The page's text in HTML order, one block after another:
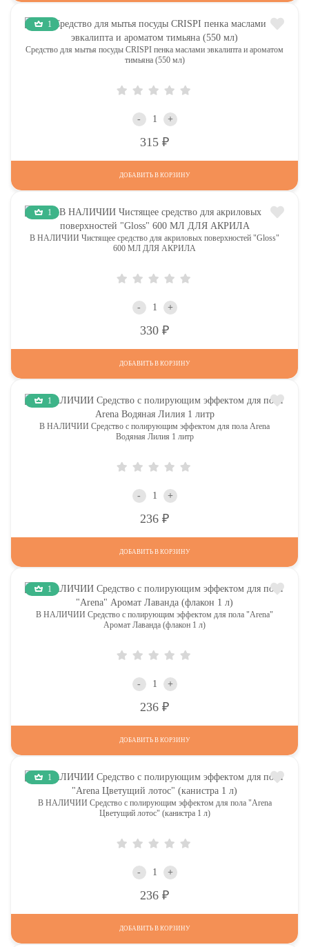
1
Средство для мытья посуды CRISPI пенка маслами эвкалипта и ароматом
тимьяна (550 мл)
- +
315
ДОБАВИТЬ В КОРЗИНУ
1
В НАЛИЧИИ Чистящее средство для акриловых поверхностей "Gloss"
600 МЛ ДЛЯ АКРИЛА
- +
330
ДОБАВИТЬ В КОРЗИНУ
1
В НАЛИЧИИ Средство с полирующим эффектом для пола Arena
Водяная Лилия 1 литр
- +
236
ДОБАВИТЬ В КОРЗИНУ
1
В НАЛИЧИИ Средство с полирующим эффектом для пола "Arena"
Аромат Лаванда (флакон 1 л)
- +
236
ДОБАВИТЬ В КОРЗИНУ
1
В НАЛИЧИИ Средство с полирующим эффектом для пола "Arena
Цветущий лотос" (канистра 1 л)
- +
236
ДОБАВИТЬ В КОРЗИНУ